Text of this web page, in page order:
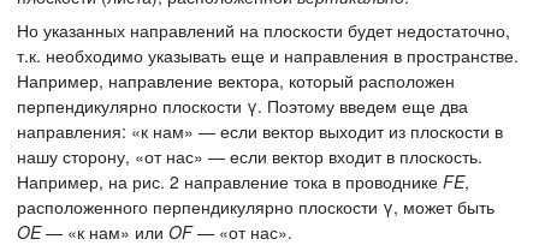
Но указанных направлений на плоскости будет недостаточно,
т.к. необходимо указывать еще и направления в пространстве.
Например, направление вектора, который расположен
перпендикулярно плоскости γ. Поэтому введем еще два
направления: «к нам» — если вектор выходит из плоскости в
нашу сторону, «от нас» — если вектор входит в плоскость.
Например, на рис. 2 направление тока в проводнике FE,
расположенного перпендикулярно плоскости γ, может быть
OE— «к нам» или OF— «от нас».